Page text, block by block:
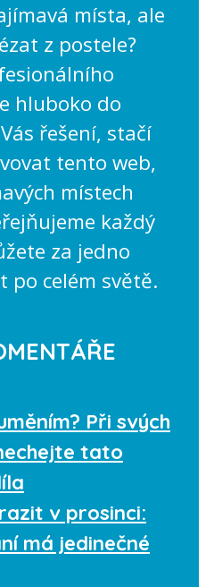
místa, ale
z postele?
hluboko do
řešení, stačí
tento web,
místech
každý
za jedno
po celém světě.
Při svých
tato
v prosinci:
má jedinečné